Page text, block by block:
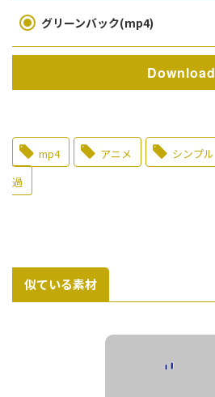
グリーンバック(mp4)
Download
mp4 アニメ シンプル
過
似ている素材